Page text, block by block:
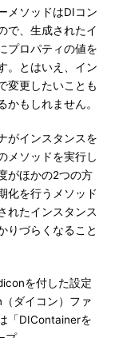
メソッドはDIコン
で、生成されたイ
プロパティの値を
。とはいえ、イン
変更したいことも
もしれません。
がインスタンスを
メソッドを実行し
がほかの2つの方
化を行うメソッド
れたインスタンス
りづらくなること
を付した設定
ダイコン）ファ
「DIContainerを